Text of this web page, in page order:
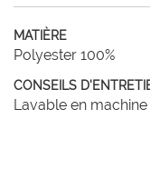
MATIÈRE
Polyester 100%
CONSEILS
Lavable en machine